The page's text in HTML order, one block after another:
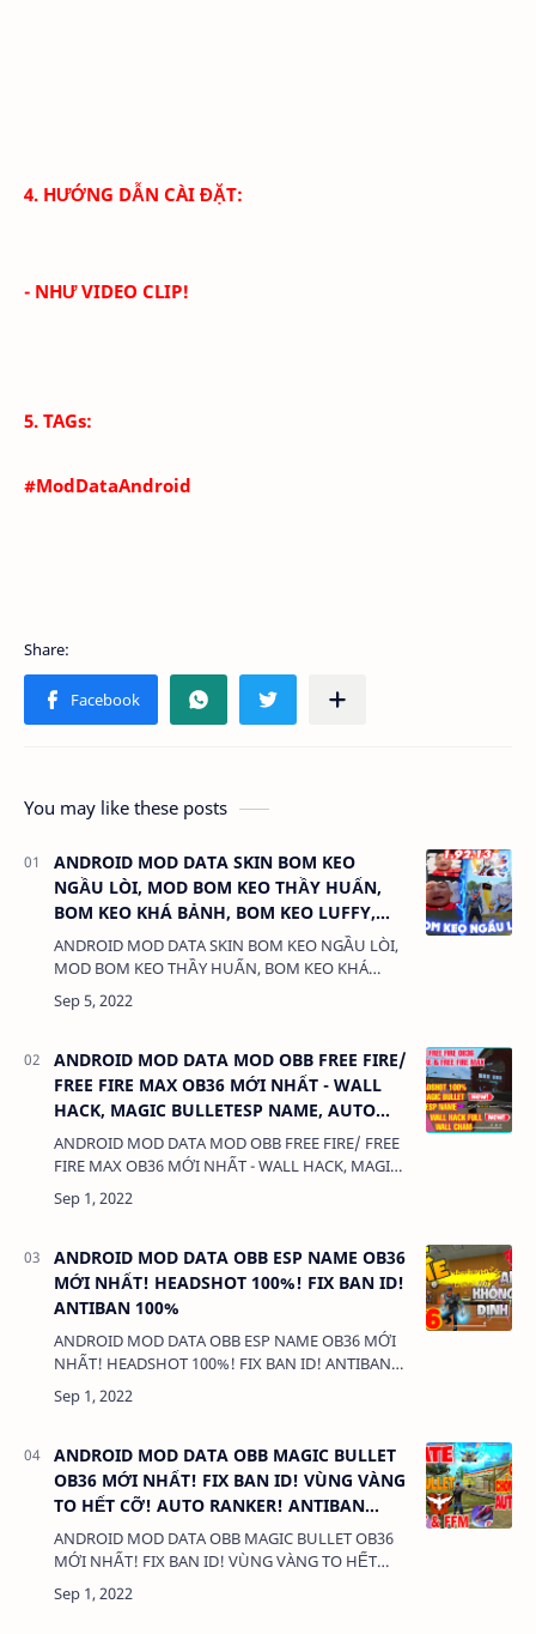
4. HƯỚNG DẪN CÀI ĐẶT:
- NHƯ VIDEO CLIP!
5. TAGs:
#ModDataAndroid
You may like these posts
ANDROID MOD DATA SKIN BOM KEO
NGẦU LÒI, MOD BOM KEO THẦY HUẤN,
BOM KEO KHÁ BẢNH, BOM KEO LUFFY,
BOM KEO ZORO VIP CHO FF 1.92.13
ANDROID MOD DATA SKIN BOM KEO NGẦU LÒI,
MOD BOM KEO THẦY HUẤN, BOM KEO KHÁ
BẢNH, BOM KEO LUFFY, BOM KEO ZORO VIP
CHO FF 1.92.131. CHỨC NĂNG:- MOD DATA
ANDROID MOD DATA MOD OBB FREE FIRE/
FREE FIRE MAX OB36 MỚI NHẤT - WALL
HACK, MAGIC BULLETESP NAME, AUTO
HEADSHOT, NHÌN XUYÊN TƯỜNG
ANDROID MOD DATA MOD OBB FREE FIRE/ FREE
FIRE MAX OB36 MỚI NHẤT - WALL HACK, MAGIC
BULLETESP NAME, AUTO HEADSHOT, NHÌN
XUYÊN TƯỜNG1. CHỨC NĂNG:- DÀNH CHO
ANDROID MOD DATA OBB ESP NAME OB36
MỚI NHẤT! HEADSHOT 100%! FIX BAN ID!
ANTIBAN 100%
ANDROID MOD DATA OBB ESP NAME OB36 MỚI
NHẤT! HEADSHOT 100%! FIX BAN ID! ANTIBAN
100%1. CHỨC NĂNG:- MOD OBB- HEADSHOT
100%- ANTIBAND 100%2. TẢI VÀ CÀI ĐẶT (BẢN F…
ANDROID MOD DATA OBB MAGIC BULLET
OB36 MỚI NHẤT! FIX BAN ID! VÙNG VÀNG
TO HẾT CỠ! AUTO RANKER! ANTIBAN
100%
ANDROID MOD DATA OBB MAGIC BULLET OB36
MỚI NHẤT! FIX BAN ID! VÙNG VÀNG TO HẾT
CỠ! AUTO RANKER! ANTIBAN 100%1. CHỨC
NĂNG:- MOD OBB- HEADSHOT 100%- ANTIBAND